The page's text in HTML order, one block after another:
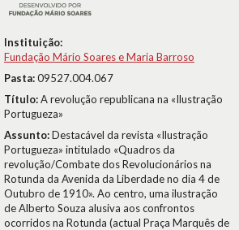
Instituição:
Fundação Mário Soares e Maria Barroso
Pasta:09527.004.067
Título:A revolução republicana na «Ilustração
Portugueza»
Assunto:Destacável da revista «Ilustração
Portugueza» intitulado «Quadros da
revolução/Combate dos Revolucionários na
Rotunda da Avenida da Liberdade no dia 4 de
Outubro de 1910». Ao centro, uma ilustração
de Alberto Souza alusiva aos confrontos
ocorridos na Rotunda (actual Praça Marquês de